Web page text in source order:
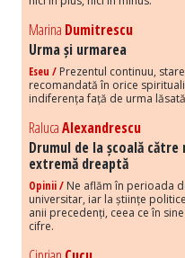
Marina Dumitrescu
Urma și urmarea
Eseu / Prezentul continuu,
recomandată în orice
indiferența față de urma
RalucaAlexandrescu
Drumul de la școală
extremă dreaptă
Opinii / Ne aflăm în perioada
universitar, iar la științe
anii precedenți, ceea ce în
cifre.